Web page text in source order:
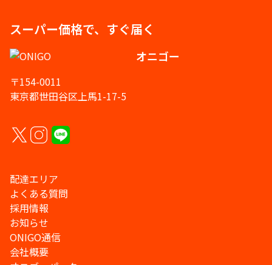
スーパー価格で、すぐ届く
オニゴー
〒154-0011
東京都世田谷区上馬1-17-5
配達エリア
よくある質問
採用情報
お知らせ
ONIGO通信
会社概要